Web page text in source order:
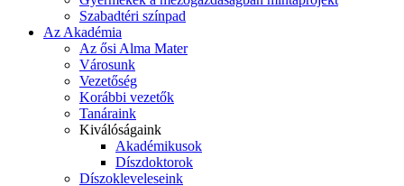
Szabadtéri színpad
Az Akadémia
Az ősi Alma Mater
Városunk
Vezetőség
Korábbi vezetők
Tanáraink
Kiválóságaink
Akadémikusok
Díszdoktorok
Díszokleveleseink